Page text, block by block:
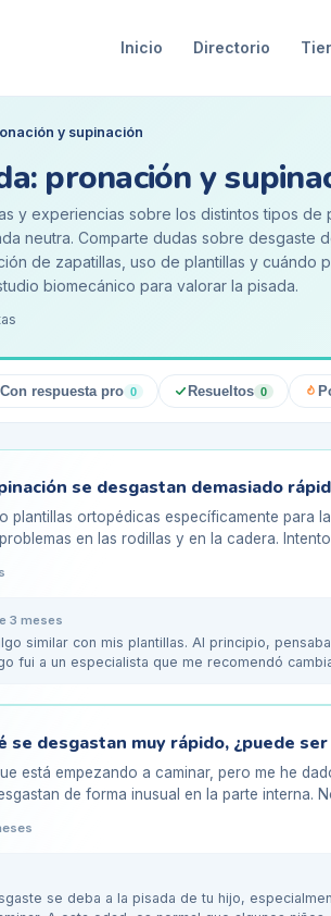
Inicio Directorio
y supinación
pronación y
y experiencias sobre los distintos tipos de
neutra. Comparte dudas sobre desgaste
de zapatillas, uso de plantillas y cuándo
biomecánico para valorar la pisada.
Con respuesta pro 0 Resueltos 0
plantillas ortopédicas específicamente para la
en las rodillas y en la cadera.
3 meses
similar con mis plantillas. Al principio,
fui a un especialista que me recomendó
está empezando a caminar, pero me he
de forma inusual en la parte interna.
se deba a la pisada de tu hijo,